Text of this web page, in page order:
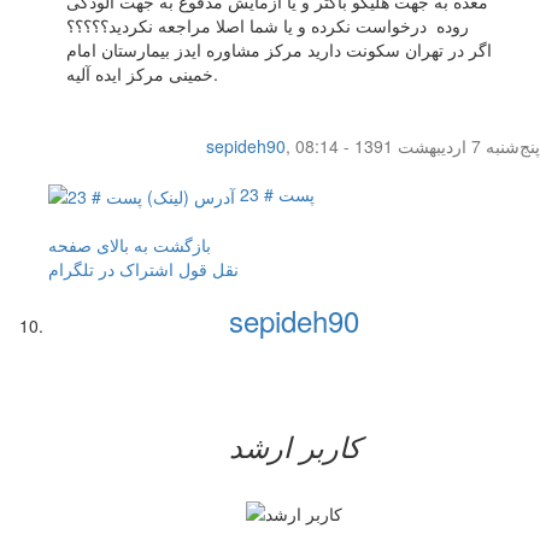
روده درخواست نکرده و یا شما اصلا مراجعه نکردید؟؟؟؟؟
اگر در تهران سکونت دارید مرکز مشاوره ایدز بیمارستان امام
خمینی مرکز ایده آلیه.
sepideh90,
پنج‌شنبه 7 اردیبهشت 1391 - 08:14
پست # 23
بازگشت به بالای صفحه
نقل قول اشتراک در تلگرام
sepideh90
کاربر ارشد